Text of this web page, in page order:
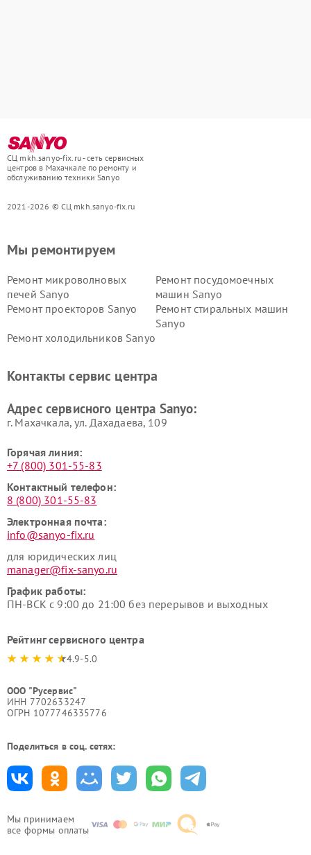
СЦ mkh.sanyo-fix.ru - сеть сервисных
центров в Махачкале по ремонту и
обслуживанию техники Sanyo
2021-2026 © СЦ mkh.sanyo-fix.ru
Мы принимаем
все формы оплаты
Мы ремонтируем
Ремонт микроволновых
печей Sanyo
Ремонт посудомоечных
машин Sanyo
Ремонт проекторов Sanyo
Ремонт стиральных машин
Sanyo
Ремонт холодильников Sanyo
Контакты сервис центра
Адрес сервисного центра Sanyo:
г. Махачкала, ул. Дахадаева, 109
Горячая линия:
+7 (800) 301-55-83
Контактный телефон:
8 (800) 301-55-83
Электронная почта:
info@sanyo-fix.ru
для юридических лиц
manager@fix-sanyo.ru
График работы:
ПН-ВСК с 9:00 до 21:00 без перерывов и выходных
Рейтинг сервисного центра
4.9-5.0
ООО "Русервис"
ИНН 7702633247
ОГРН 1077746335776
Поделиться в соц. сетях: